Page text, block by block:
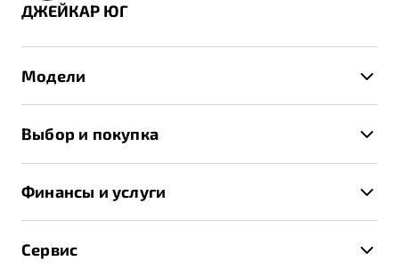
ДЖЕЙКАР ЮГ
Модели
X70
Выбор и покупка
Спецпредложения и Акции
Записаться на тест-драйв
Финансы и услуги
Трейд-ин
Сервис